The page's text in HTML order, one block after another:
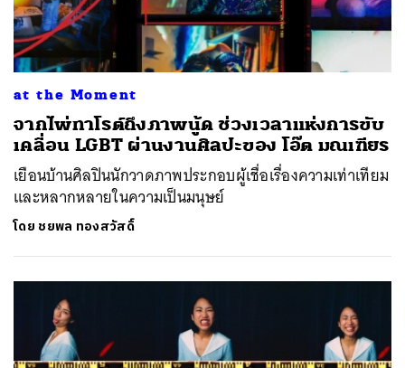
at the Moment
จากไพ่ทาโรต์ถึงภาพนู้ด ช่วงเวลาแห่งการขับ
เคลื่อน LGBT ผ่านงานศิลปะของ โอ๊ต มณเฑียร
เยือนบ้านศิลปินนักวาดภาพประกอบผู้เชื่อเรื่องความเท่าเทียม
และหลากหลายในความเป็นมนุษย์
โดย ชยพล ทองสวัสดิ์